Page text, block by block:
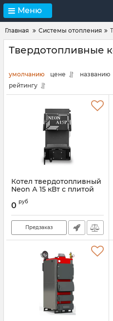
Меню
Главная Системы отопления
Твердотопливные
умолчанию цене
названию
рейтингу
Котел твердотопливный
Neon А 15 кВт с плитой
Артикул:
0 руб
Предзаказ